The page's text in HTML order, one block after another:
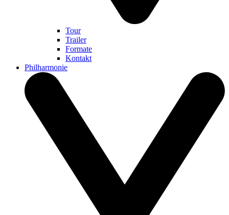
Tour
Trailer
Formate
Kontakt
Philharmonie